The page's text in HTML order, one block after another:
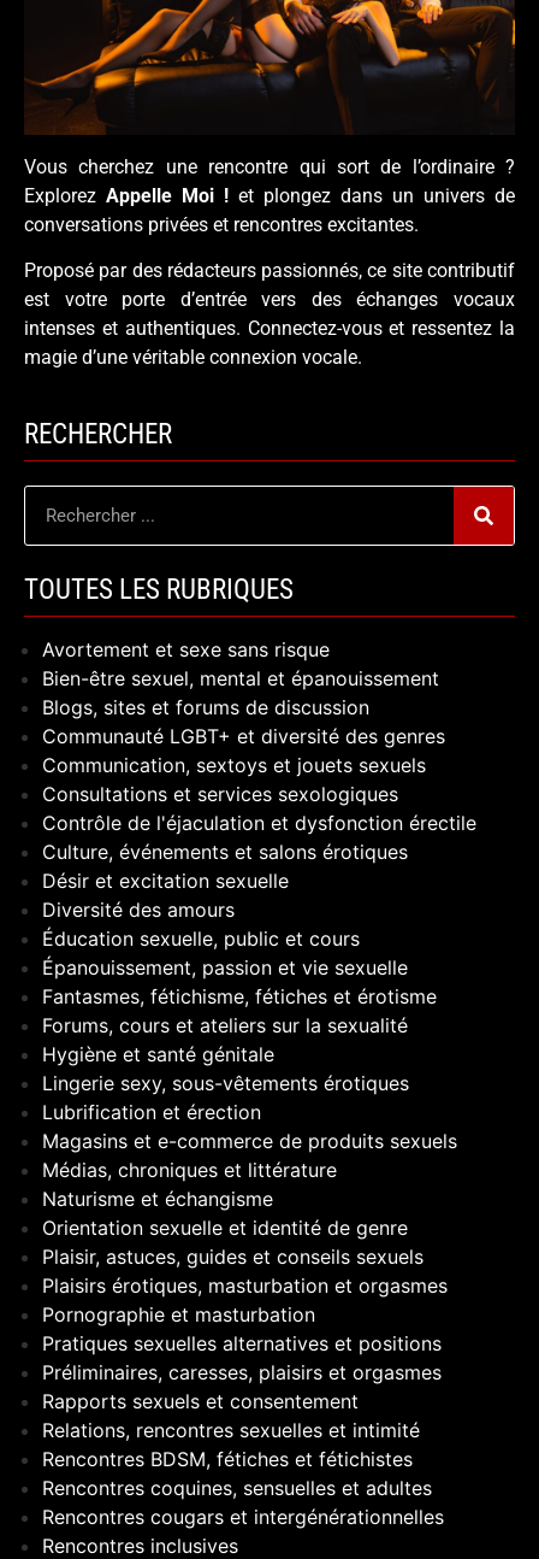
Vous cherchez une rencontre qui sort de l’ordinaire ?
Explorez Appelle Moi ! et plongez dans un univers de
conversations privées et rencontres excitantes.
Proposé par des rédacteurs passionnés, ce site contributif
est votre porte d’entrée vers des échanges vocaux
intenses et authentiques. Connectez-vous et ressentez la
magie d’une véritable connexion vocale.
RECHERCHER
TOUTES LES RUBRIQUES
Avortement et sexe sans risque
Bien-être sexuel, mental et épanouissement
Blogs, sites et forums de discussion
Communauté LGBT+ et diversité des genres
Communication, sextoys et jouets sexuels
Consultations et services sexologiques
Contrôle de l'éjaculation et dysfonction érectile
Culture, événements et salons érotiques
Désir et excitation sexuelle
Diversité des amours
Éducation sexuelle, public et cours
Épanouissement, passion et vie sexuelle
Fantasmes, fétichisme, fétiches et érotisme
Forums, cours et ateliers sur la sexualité
Hygiène et santé génitale
Lingerie sexy, sous-vêtements érotiques
Lubrification et érection
Magasins et e-commerce de produits sexuels
Médias, chroniques et littérature
Naturisme et échangisme
Orientation sexuelle et identité de genre
Plaisir, astuces, guides et conseils sexuels
Plaisirs érotiques, masturbation et orgasmes
Pornographie et masturbation
Pratiques sexuelles alternatives et positions
Préliminaires, caresses, plaisirs et orgasmes
Rapports sexuels et consentement
Relations, rencontres sexuelles et intimité
Rencontres BDSM, fétiches et fétichistes
Rencontres coquines, sensuelles et adultes
Rencontres cougars et intergénérationnelles
Rencontres inclusives